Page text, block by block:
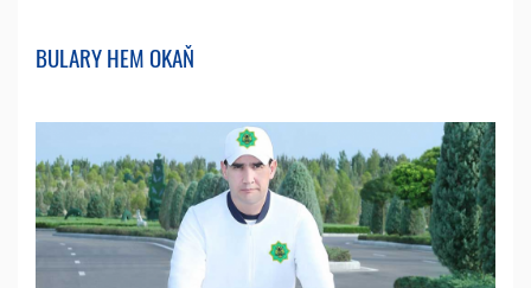
BULARY HEM OKAŇ